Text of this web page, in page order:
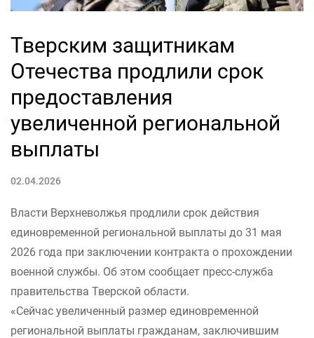
Тверским защитникам
Отечества продлили срок
предоставления
увеличенной региональной
выплаты
02.04.2026
Власти Верхневолжья продлили срок действия
единовременной региональной выплаты до 31 мая
2026 года при заключении контракта о прохождении
военной службы. Об этом сообщает пресс-служба
правительства Тверской области.
«Сейчас увеличенный размер единовременной
региональной выплаты гражданам, заключившим